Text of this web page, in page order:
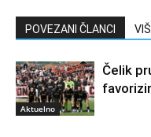
POVEZANI ČLANCI
Aktuelno
Čelik